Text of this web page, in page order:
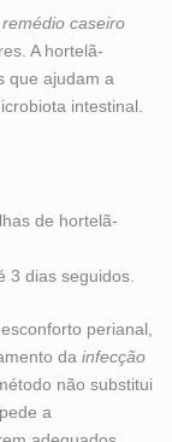
remédio caseiro
A hortelã-
que ajudam a
intestinal.
de hortelã-
3 dias seguidos.
perianal,
da infecção
não substitui
a